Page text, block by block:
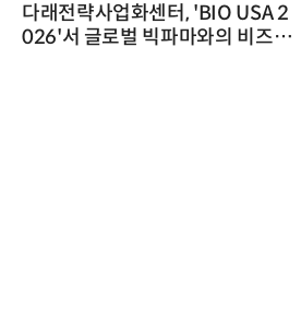
다래전략사업화센터, 'BIO USA 2
026'서 글로벌 빅파마와의 비즈니